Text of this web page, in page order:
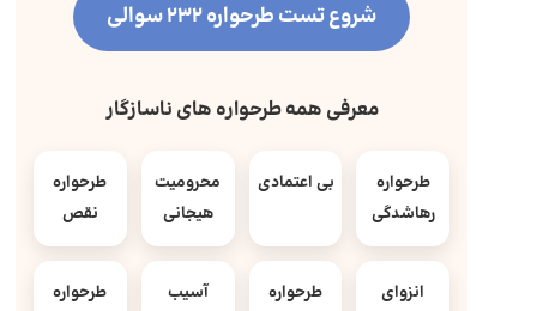
شروع تست طرحواره 232 سوالی
معرفی همه طرحواره های ناسازگار
طرحواره
رهاشدگی
بی اعتمادی
محرومیت
هیجانی
طرحواره
نقص
انزوای
طرحواره
آسیب
طرحواره